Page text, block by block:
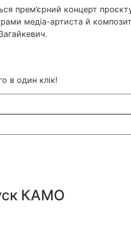
прем’єрний концерт
медіа-артиста й
в один клік!
КАМО